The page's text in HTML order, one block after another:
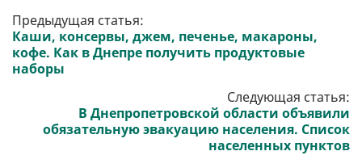
Предыдущая статья:
Каши, консервы, джем, печенье, макароны,
кофе. Как в Днепре получить продуктовые
наборы
Следующая статья:
В Днепропетровской области объявили
обязательную эвакуацию населения. Список
населенных пунктов